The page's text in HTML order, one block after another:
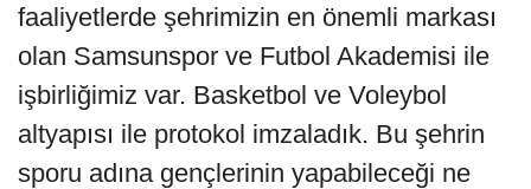
faaliyetlerde şehrimizin en önemli markası
olan Samsunspor ve Futbol Akademisi ile
işbirliğimiz var. Basketbol ve Voleybol
altyapısı ile protokol imzaladık. Bu şehrin
sporu adına gençlerinin yapabileceği ne